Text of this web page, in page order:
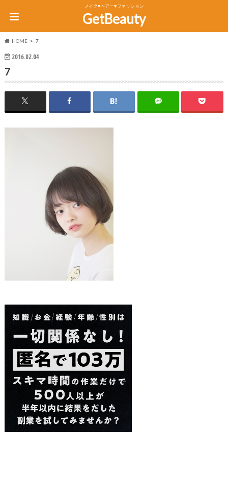
メイク♥ヘアー♥ファッション
GetBeauty
HOME 7
2016.02.04
7